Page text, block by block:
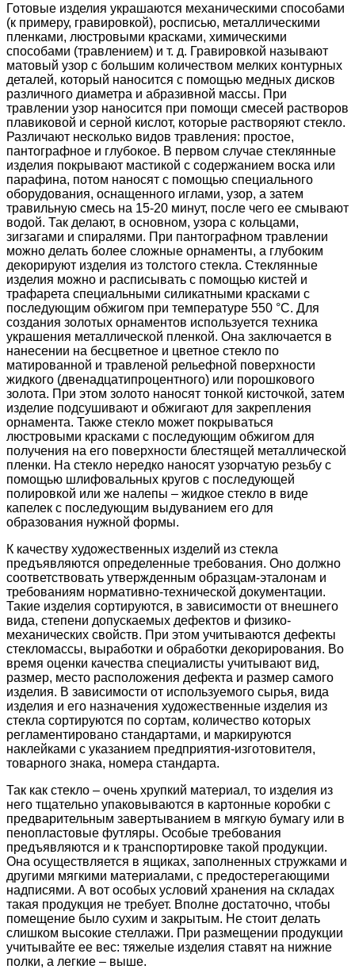
Готовые изделия украшаются механическими способами
(к примеру, гравировкой), росписью, металлическими
пленками, люстровыми красками, химическими
способами (травлением) и т. д. Гравировкой называют
матовый узор с большим количеством мелких контурных
деталей, который наносится с помощью медных дисков
различного диаметра и абразивной массы. При
травлении узор наносится при помощи смесей растворов
плавиковой и серной кислот, которые растворяют стекло.
Различают несколько видов травления: простое,
пантографное и глубокое. В первом случае стеклянные
изделия покрывают мастикой с содержанием воска или
парафина, потом наносят с помощью специального
оборудования, оснащенного иглами, узор, а затем
травильную смесь на 15-20 минут, после чего ее смывают
водой. Так делают, в основном, узора с кольцами,
зигзагами и спиралями. При пантографном травлении
можно делать более сложные орнаменты, а глубоким
декорируют изделия из толстого стекла. Стеклянные
изделия можно и расписывать с помощью кистей и
трафарета специальными силикатными красками с
последующим обжигом при температуре 550 °С. Для
создания золотых орнаментов используется техника
украшения металлической пленкой. Она заключается в
нанесении на бесцветное и цветное стекло по
матированной и травленой рельефной поверхности
жидкого (двенадцатипроцентного) или порошкового
золота. При этом золото наносят тонкой кисточкой, затем
изделие подсушивают и обжигают для закрепления
орнамента. Также стекло может покрываться
люстровыми красками с последующим обжигом для
получения на его поверхности блестящей металлической
пленки. На стекло нередко наносят узорчатую резьбу с
помощью шлифовальных кругов с последующей
полировкой или же налепы – жидкое стекло в виде
капелек с последующим выдуванием его для
образования нужной формы.
К качеству художественных изделий из стекла
предъявляются определенные требования. Оно должно
соответствовать утвержденным образцам-эталонам и
требованиям нормативно-технической документации.
Такие изделия сортируются, в зависимости от внешнего
вида, степени допускаемых дефектов и физико-
механических свойств. При этом учитываются дефекты
стекломассы, выработки и обработки декорирования. Во
время оценки качества специалисты учитывают вид,
размер, место расположения дефекта и размер самого
изделия. В зависимости от используемого сырья, вида
изделия и его назначения художественные изделия из
стекла сортируются по сортам, количество которых
регламентировано стандартами, и маркируются
наклейками с указанием предприятия-изготовителя,
товарного знака, номера стандарта.
Так как стекло – очень хрупкий материал, то изделия из
него тщательно упаковываются в картонные коробки с
предварительным завертыванием в мягкую бумагу или в
пенопластовые футляры. Особые требования
предъявляются и к транспортировке такой продукции.
Она осуществляется в ящиках, заполненных стружками и
другими мягкими материалами, с предостерегающими
надписями. А вот особых условий хранения на складах
такая продукция не требует. Вполне достаточно, чтобы
помещение было сухим и закрытым. Не стоит делать
слишком высокие стеллажи. При размещении продукции
учитывайте ее вес: тяжелые изделия ставят на нижние
полки, а легкие – выше.